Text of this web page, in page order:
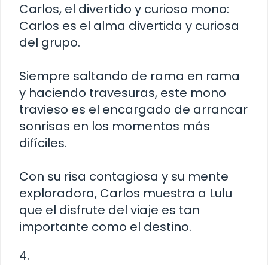
Carlos, el divertido y curioso mono:
Carlos es el alma divertida y curiosa
del grupo.
Siempre saltando de rama en rama
y haciendo travesuras, este mono
travieso es el encargado de arrancar
sonrisas en los momentos más
difíciles.
Con su risa contagiosa y su mente
exploradora, Carlos muestra a Lulu
que el disfrute del viaje es tan
importante como el destino.
4.